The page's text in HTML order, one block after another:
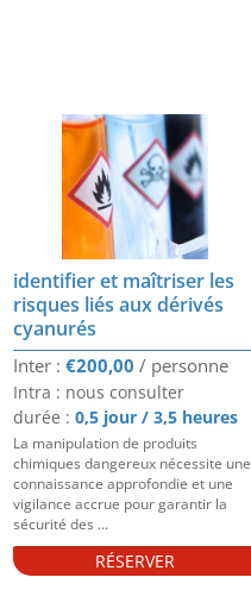
identifier et maîtriser les
risques liés aux dérivés
cyanurés
€200,00
Intra : nous consulter
durée :0,5 jour / 3,5 heures
La manipulation de produits
chimiques dangereux nécessite une
connaissance approfondie et une
vigilance accrue pour garantir la
sécurité des ...
RÉSERVER